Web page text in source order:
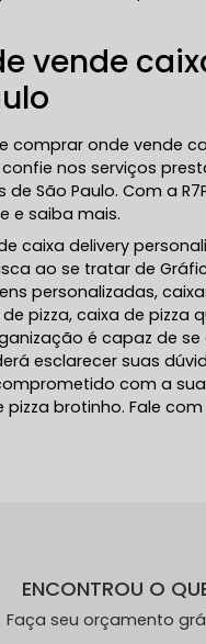
vende
comprar onde vende
nos serviços
São Paulo. Com a
e saiba mais.
caixa delivery
ao se tratar de
personalizadas,
pizza, caixa de
é capaz de
esclarecer suas
com a
brotinho. Fale
ENCONTROU O
Faça seu orçamento